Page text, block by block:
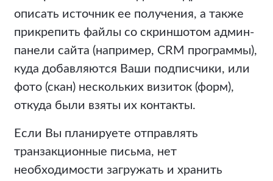
описать источник ее получения, а также
прикрепить файлы со скриншотом админ-
панели сайта (например, CRM программы),
куда добавляются Ваши подписчики, или
фото (скан) нескольких визиток (форм),
откуда были взяты их контакты.
Если Вы планируете отправлять
транзакционные письма, нет
необходимости загружать и хранить